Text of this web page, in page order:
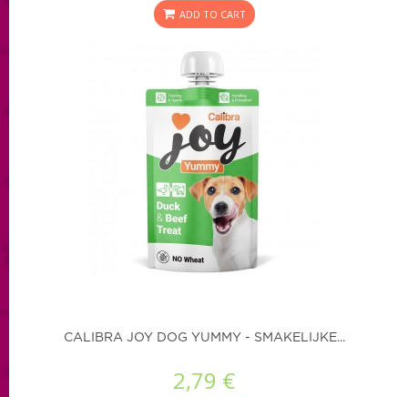
ADD TO CART
CALIBRA JOY DOG YUMMY - SMAKELIJKE...
2,79 €